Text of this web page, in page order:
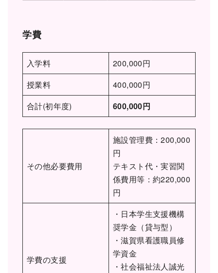
学費
入学料
200,000円
授業料
400,000円
合計(初年度)
600,000円
その他必要費用
施設管理費：200,000
円
テキスト代・実習関
係費用等：約220,000
円
学費の支援
・日本学生支援機構
奨学金（貸与型）
・滋賀県看護職員修
学資金
・社会福祉法人誠光